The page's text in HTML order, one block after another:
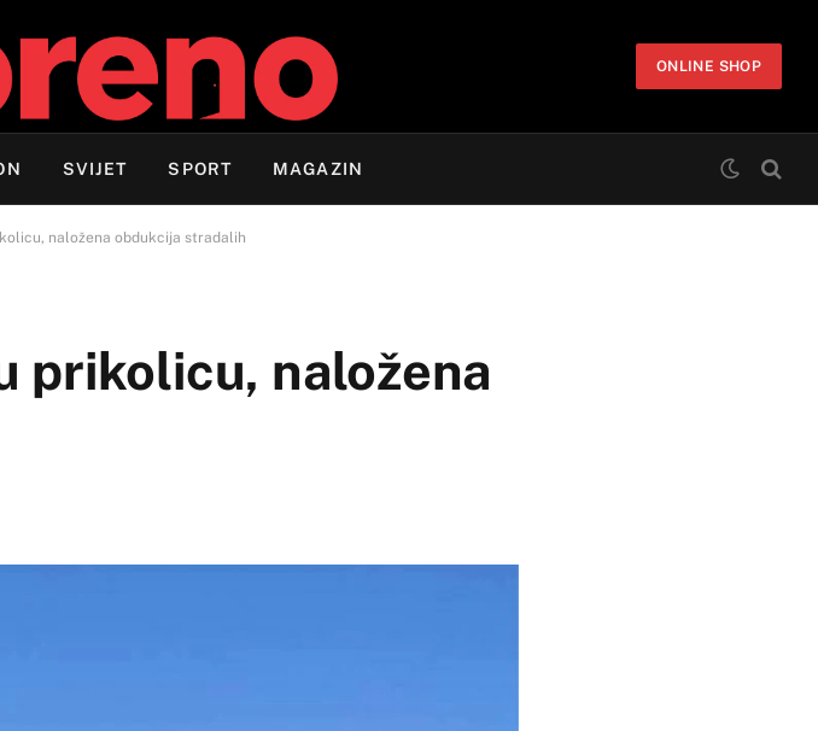
ONLINE SHOP
SVIJET SPORT MAGAZIN
naložena obdukcija stradalih
prikolicu, naložena